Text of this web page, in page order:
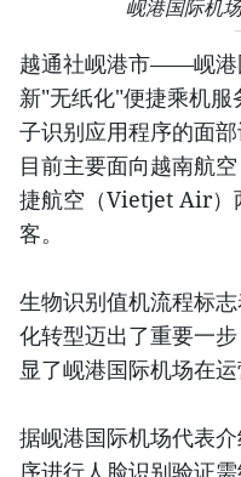
岘港国际机
越通社岘港市——岘港
新"无纸化"便捷乘机
子识别应用程序的面
目前主要面向越南航
捷航空（Vietjet Air）
客。
生物识别值机流程标
化转型迈出了重要一
显了岘港国际机场在
据岘港国际机场代表
序进行人脸识别验证